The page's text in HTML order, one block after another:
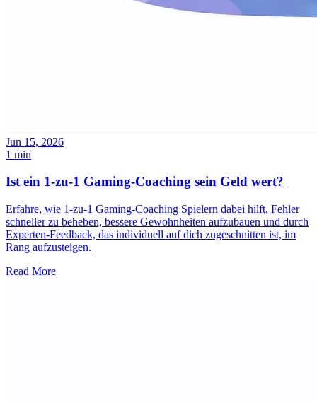
Jun 15, 2026
1 min
Ist ein 1-zu-1 Gaming-Coaching sein Geld wert?
Erfahre, wie 1-zu-1 Gaming-Coaching Spielern dabei hilft, Fehler
schneller zu beheben, bessere Gewohnheiten aufzubauen und durch
Experten-Feedback, das individuell auf dich zugeschnitten ist, im
Rang aufzusteigen.
Read More